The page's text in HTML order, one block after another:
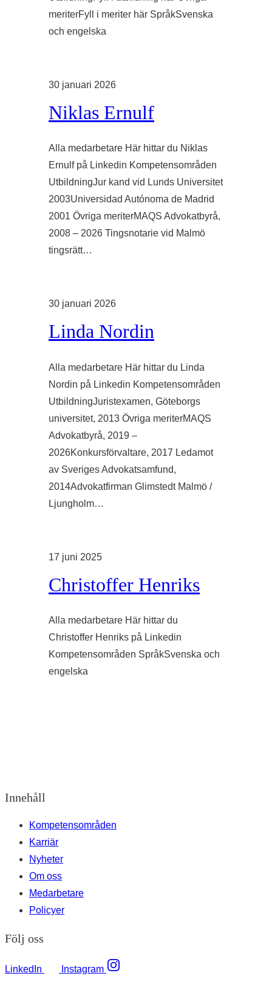
meriterFyll i meriter här SpråkSvenska
och engelska
30 januari 2026
Niklas Ernulf
Alla medarbetare Här hittar du Niklas
Ernulf på Linkedin Kompetensområden
UtbildningJur kand vid Lunds Universitet
2003Universidad Autónoma de Madrid
2001 Övriga meriterMAQS Advokatbyrå,
2008 – 2026 Tingsnotarie vid Malmö
tingsrätt…
30 januari 2026
Linda Nordin
Alla medarbetare Här hittar du Linda
Nordin på Linkedin Kompetensområden
UtbildningJuristexamen, Göteborgs
universitet, 2013 Övriga meriterMAQS
Advokatbyrå, 2019 –
2026Konkursförvaltare, 2017 Ledamot
av Sveriges Advokatsamfund,
2014Advokatfirman Glimstedt Malmö /
Ljungholm…
17 juni 2025
Christoffer Henriks
Alla medarbetare Här hittar du
Christoffer Henriks på Linkedin
Kompetensområden SpråkSvenska och
engelska
Innehåll
Kompetensområden
Karriär
Nyheter
Om oss
Medarbetare
Policyer
Följ oss
LinkedIn Instagram